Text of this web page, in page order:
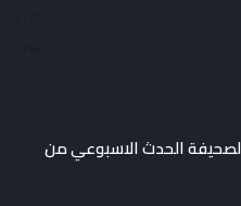
صدور العدد 180 لصحيفة الحدث الاسبوعي من